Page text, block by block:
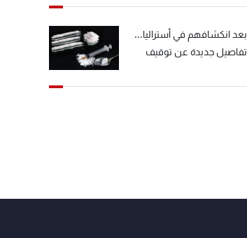
بعد انكشافهم في أستراليا...
تفاصيل جديدة عن توقيف